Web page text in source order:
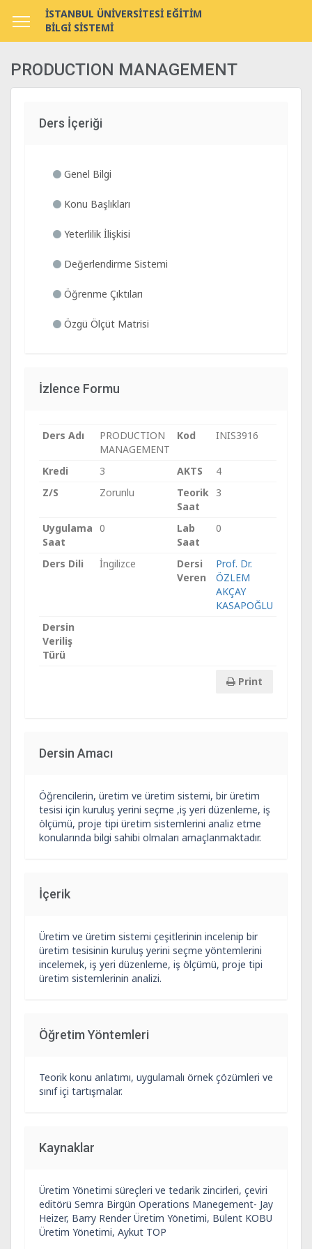
İSTANBUL ÜNİVERSİTESİ EĞİTİM
BİLGİ SİSTEMİ
PRODUCTION MANAGEMENT
Ders İçeriği
Genel Bilgi
Konu Başlıkları
Yeterlilik İlişkisi
Değerlendirme Sistemi
Öğrenme Çıktıları
Özgü Ölçüt Matrisi
İzlence Formu
Ders Adı
PRODUCTION
MANAGEMENT
Kod INIS3916
Kredi 3 AKTS
4
Z/S
Zorunlu
Teorik
Saat
3
Uygulama
Saat
0
Lab
Saat
0
Ders Dili İngilizce
Dersi
Veren
Prof. Dr.
ÖZLEM
AKÇAY
KASAPOĞLU
Dersin
Veriliş
Türü
Print
Dersin Amacı
Öğrencilerin, üretim ve üretim sistemi, bir üretim
tesisi için kuruluş yerini seçme ,iş yeri düzenleme, iş
ölçümü, proje tipi üretim sistemlerini analiz etme
konularında bilgi sahibi olmaları amaçlanmaktadır.
İçerik
Üretim ve üretim sistemi çeşitlerinin incelenip bir
üretim tesisinin kuruluş yerini seçme yöntemlerini
incelemek, iş yeri düzenleme, iş ölçümü, proje tipi
üretim sistemlerinin analizi.
Öğretim Yöntemleri
Teorik konu anlatımı, uygulamalı örnek çözümleri ve
sınıf içi tartışmalar.
Kaynaklar
Üretim Yönetimi süreçleri ve tedarik zincirleri, çeviri
editörü Semra Birgün Operations Manegement- Jay
Heizer, Barry Render Üretim Yönetimi, Bülent KOBU
Üretim Yönetimi, Aykut TOP